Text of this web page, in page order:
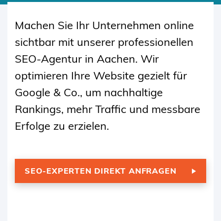
SKIP
CONTENT
Machen Sie Ihr Unternehmen online
sichtbar mit unserer professionellen
SEO-Agentur in Aachen. Wir
optimieren Ihre Website gezielt für
Google & Co., um nachhaltige
Rankings, mehr Traffic und messbare
Erfolge zu erzielen.
SEO-EXPERTEN DIREKT ANFRAGEN